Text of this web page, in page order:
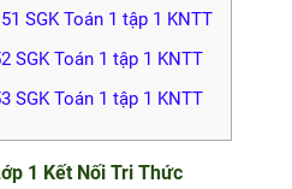
SGK Toán 1 tập 1 KNTT
SGK Toán 1 tập 1 KNTT
SGK Toán 1 tập 1 KNTT
1 Kết Nối Tri Thức